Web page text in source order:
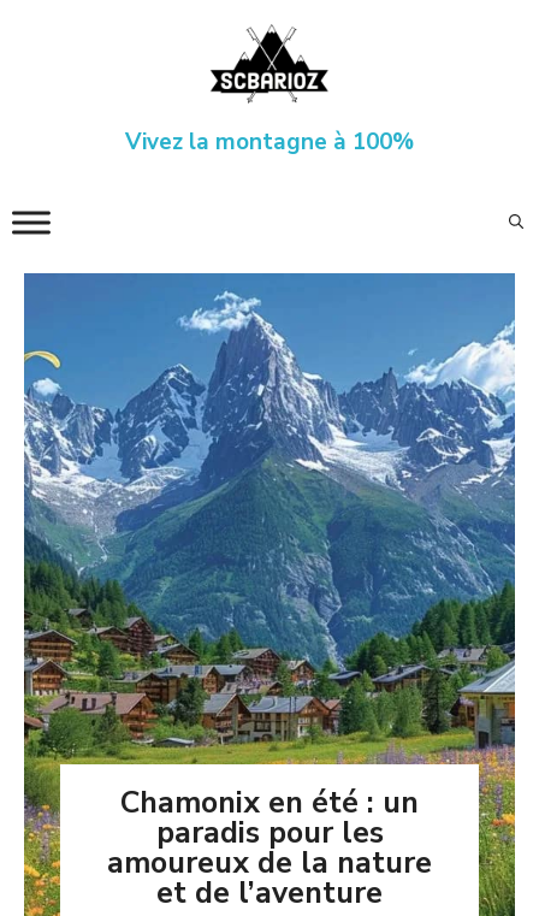
Vivez la montagne à 100%
Chamonix en été : un
paradis pour les
amoureux de la nature
et de l’aventure